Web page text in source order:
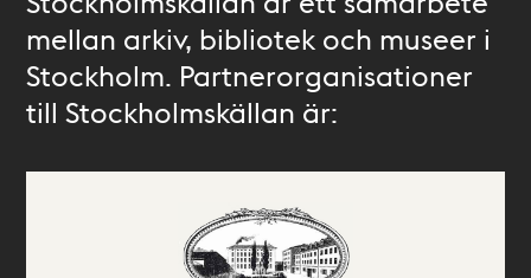
mellan arkiv, bibliotek och museer i
Stockholm. Partnerorganisationer
till Stockholmskällan är: